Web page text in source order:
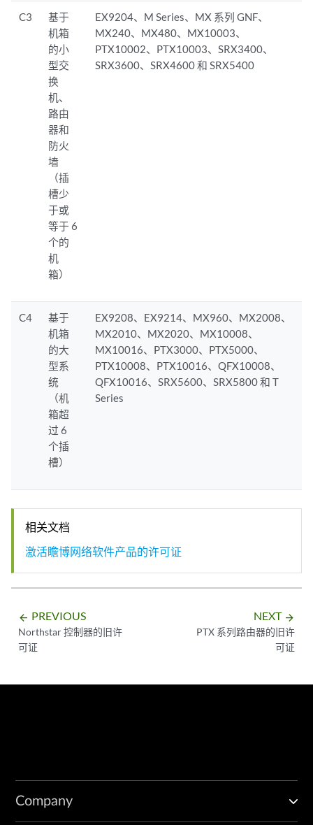
C3
基于
机箱
的小
型交
换
机、
路由
器和
防火
墙
（插
槽少
于或
等于 6
个的
机
箱）
EX9204、M Series、MX 系列 GNF、
MX240、MX480、MX10003、
PTX10002、PTX10003、SRX3400、
SRX3600、SRX4600 和 SRX5400
C4
基于
机箱
的大
型系
统
（机
箱超
过 6
个插
槽）
EX9208、EX9214、MX960、MX2008、
MX2010、MX2020、MX10008、
MX10016、PTX3000、PTX5000、
PTX10008、PTX10016、QFX10008、
QFX10016、SRX5600、SRX5800 和 T
Series
相关文档
激活瞻博网络软件产品的许可证
arrow_backward PREVIOUS
Northstar 控制器的旧许
可证
NEXT arrow_forward
PTX 系列路由器的旧许
可证
Company